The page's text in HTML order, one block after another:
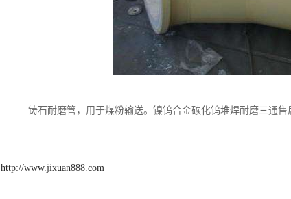
铸石耐磨管，用于煤粉输送。镍钨合金碳化钨堆焊耐磨三通
http://www.jixuan888.com